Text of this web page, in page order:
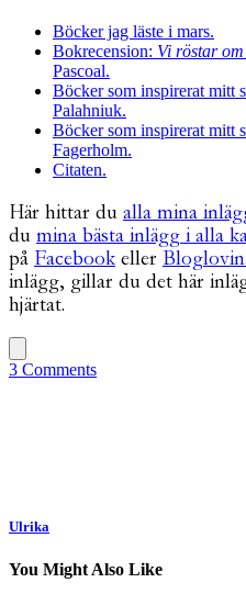
Böcker jag läste i mars.
Bokrecension: Vi röstar
Pascoal.
Böcker som inspirerat mitt
Palahniuk.
Böcker som inspirerat mitt
Fagerholm.
Citaten.
Här hittar du alla mina
du mina bästa inlägg i alla
på Facebook eller
inlägg, gillar du det här
hjärtat.
3 Comments
Ulrika
You Might Also Like